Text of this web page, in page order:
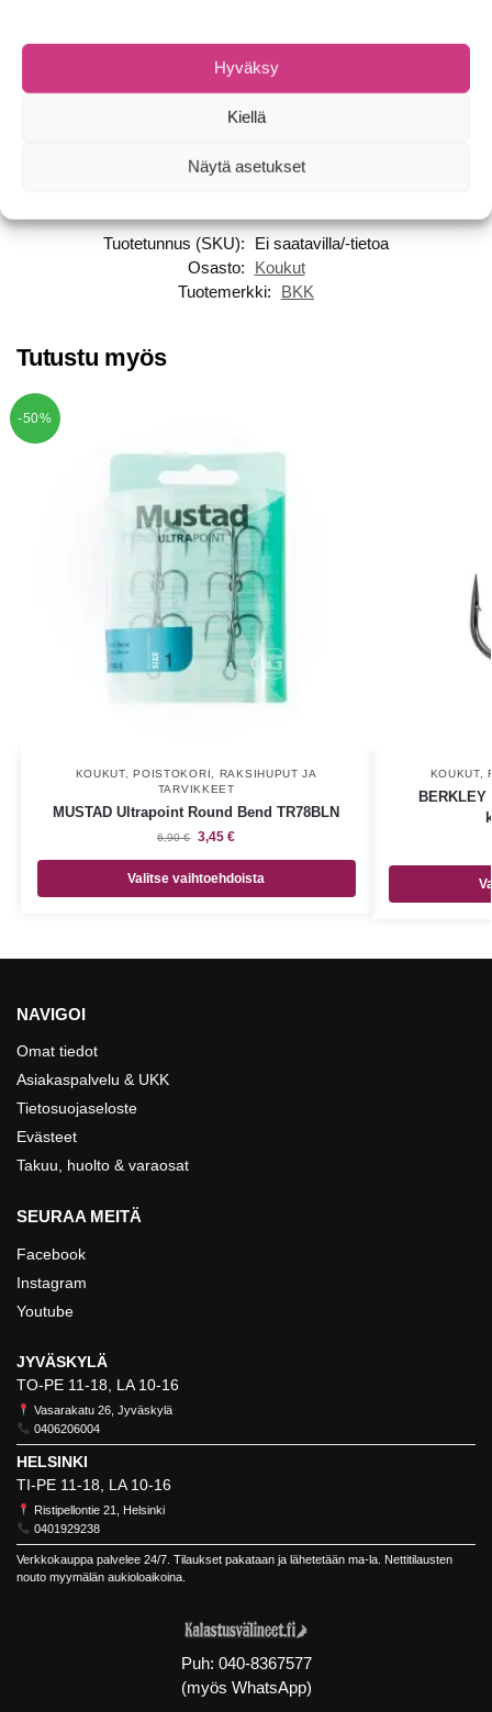
Hyväksy
Kiellä
Näytä asetukset
Tuotetunnus (SKU):
Ei saatavilla/-tietoa
Osasto:
Koukut
Tuotemerkki:
BKK
Tutustu myös
-50%
KOUKUT,POISTOKORI
RAKSIHUPUT JA
TARVIKKEET
MUSTAD Ultrapoint Round Bend TR78BLN
6,90€ 3,45€
Valitse vaihtoehdoista
KOUKUT,
BERKLEY
NAVIGOI
Omat tiedot
Asiakaspalvelu & UKK
Tietosuojaseloste
Evästeet
Takuu, huolto & varaosat
SEURAA MEITÄ
Facebook
Instagram
Youtube
JYVÄSKYLÄ
TO-PE 11-18, LA 10-16
Vasarakatu 26, Jyväskylä
0406206004
HELSINKI
TI-PE 11-18, LA 10-16
Ristipellontie 21, Helsinki
0401929238
Verkkokauppa palvelee 24/7. Tilaukset pakataan ja lähetetään ma-la. Nettitilausten
nouto myymälän aukioloaikoina.
Puh: 040-8367577
(myös WhatsApp)